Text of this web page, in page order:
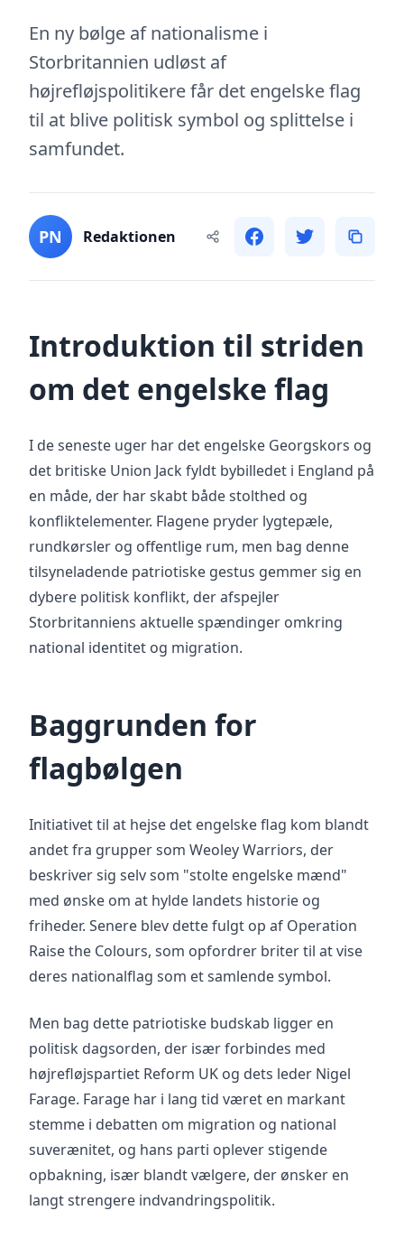
En ny bølge af nationalisme i
Storbritannien udløst af
højrefløjspolitikere får det engelske flag
til at blive politisk symbol og splittelse i
samfundet.
PN Redaktionen
Introduktion til striden
om det engelske flag
I de seneste uger har det engelske Georgskors og
det britiske Union Jack fyldt bybilledet i England på
en måde, der har skabt både stolthed og
konfliktelementer. Flagene pryder lygtepæle,
rundkørsler og offentlige rum, men bag denne
tilsyneladende patriotiske gestus gemmer sig en
dybere politisk konflikt, der afspejler
Storbritanniens aktuelle spændinger omkring
national identitet og migration.
Baggrunden for
flagbølgen
Initiativet til at hejse det engelske flag kom blandt
andet fra grupper som Weoley Warriors, der
beskriver sig selv som "stolte engelske mænd"
med ønske om at hylde landets historie og
friheder. Senere blev dette fulgt op af Operation
Raise the Colours, som opfordrer briter til at vise
deres nationalflag som et samlende symbol.
Men bag dette patriotiske budskab ligger en
politisk dagsorden, der især forbindes med
højrefløjspartiet Reform UK og dets leder Nigel
Farage. Farage har i lang tid været en markant
stemme i debatten om migration og national
suverænitet, og hans parti oplever stigende
opbakning, især blandt vælgere, der ønsker en
langt strengere indvandringspolitik.